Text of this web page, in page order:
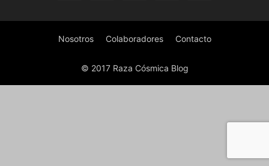
Nosotros Colaboradores Contacto
© 2017 Raza Cósmica Blog